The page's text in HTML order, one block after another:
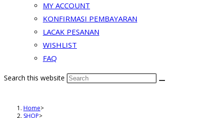
MY ACCOUNT
KONFIRMASI PEMBAYARAN
LACAK PESANAN
WISHLIST
FAQ
Search this website
Home>
SHOP>